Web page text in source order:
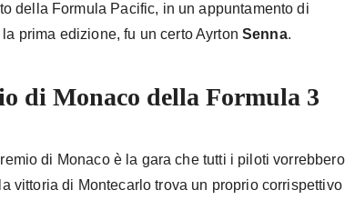
della Formula Pacific, in un appuntamento di
la prima edizione, fu un certo AyrtonSenna.
di Monaco della Formula 3
di Monaco è la gara che tutti i piloti vorrebbero
vittoria di Montecarlo trova un proprio corrispettivo